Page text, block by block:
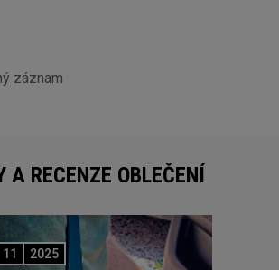
záznam
A RECENZE OBLEČENÍ
11 2025